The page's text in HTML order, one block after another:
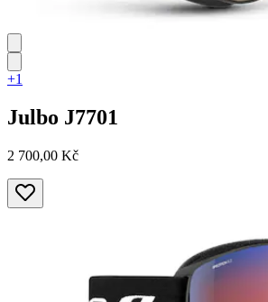
+1
Julbo J7701
2 700,00 Kč